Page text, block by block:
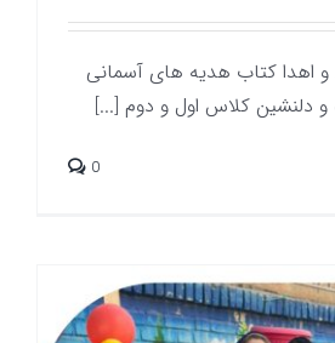
و اهدا کتاب هدیه های آسمانی
و دلنشین کلاس اول و دوم [...]
0